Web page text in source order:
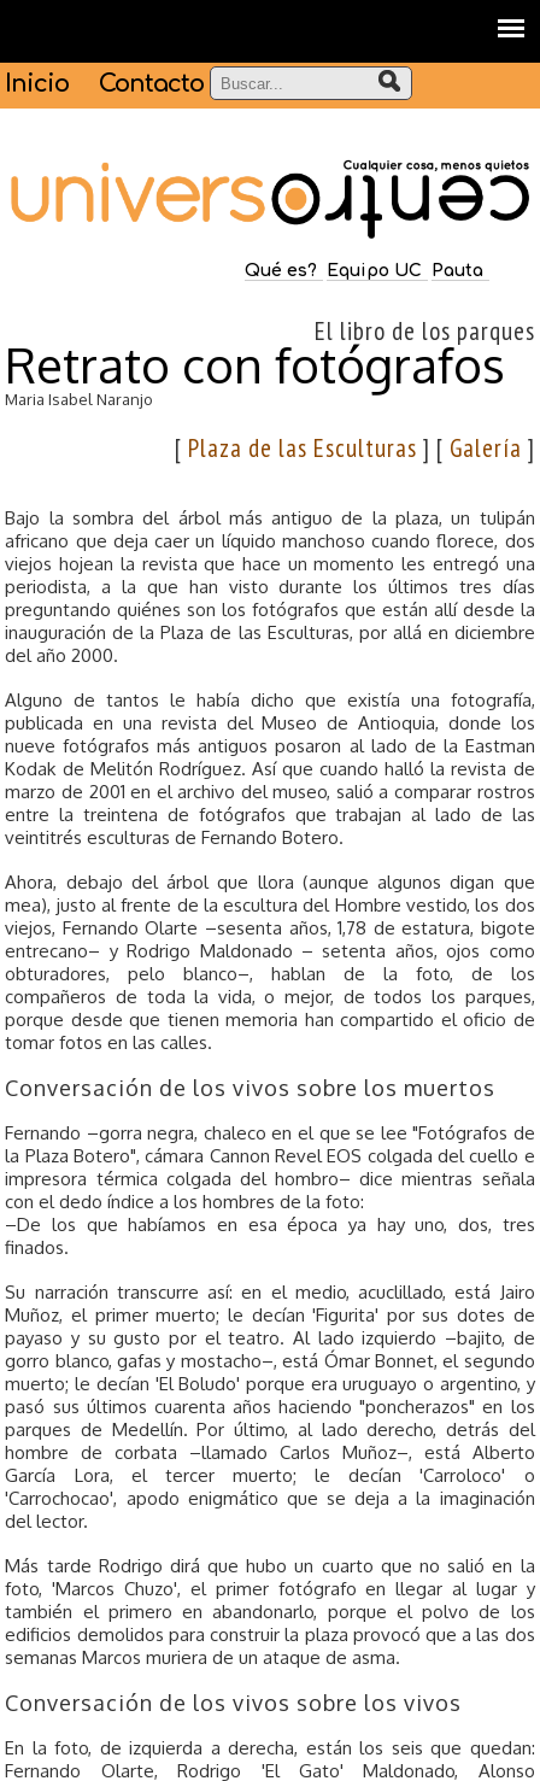
Inicio Contacto
Qué es? Equipo UC Pauta
El libro de los parques
Retrato con fotógrafos
Maria Isabel Naranjo
[ Plaza de las Esculturas ] [ Galería ]
Bajo la sombra del árbol más antiguo de la plaza, un tulipán
africano que deja caer un líquido manchoso cuando florece, dos
viejos hojean la revista que hace un momento les entregó una
periodista, a la que han visto durante los últimos tres días
preguntando quiénes son los fotógrafos que están allí desde la
inauguración de la Plaza de las Esculturas, por allá en diciembre
del año 2000.
Alguno de tantos le había dicho que existía una fotografía,
publicada en una revista del Museo de Antioquia, donde los
nueve fotógrafos más antiguos posaron al lado de la Eastman
Kodak de Melitón Rodríguez. Así que cuando halló la revista de
marzo de 2001 en el archivo del museo, salió a comparar rostros
entre la treintena de fotógrafos que trabajan al lado de las
veintitrés esculturas de Fernando Botero.
Ahora, debajo del árbol que llora (aunque algunos digan que
mea), justo al frente de la escultura del Hombre vestido, los dos
viejos, Fernando Olarte –sesenta años, 1,78 de estatura, bigote
entrecano– y Rodrigo Maldonado – setenta años, ojos como
obturadores, pelo blanco–, hablan de la foto, de los
compañeros de toda la vida, o mejor, de todos los parques,
porque desde que tienen memoria han compartido el oficio de
tomar fotos en las calles.
Conversación de los vivos sobre los muertos
Fernando –gorra negra, chaleco en el que se lee "Fotógrafos de
la Plaza Botero", cámara Cannon Revel EOS colgada del cuello e
impresora térmica colgada del hombro– dice mientras señala
con el dedo índice a los hombres de la foto:
–De los que habíamos en esa época ya hay uno, dos, tres
finados.
Su narración transcurre así: en el medio, acuclillado, está Jairo
Muñoz, el primer muerto; le decían 'Figurita' por sus dotes de
payaso y su gusto por el teatro. Al lado izquierdo –bajito, de
gorro blanco, gafas y mostacho–, está Ómar Bonnet, el segundo
muerto; le decían 'El Boludo' porque era uruguayo o argentino, y
pasó sus últimos cuarenta años haciendo "poncherazos" en los
parques de Medellín. Por último, al lado derecho, detrás del
hombre de corbata –llamado Carlos Muñoz–, está Alberto
García Lora, el tercer muerto; le decían 'Carroloco' o
'Carrochocao', apodo enigmático que se deja a la imaginación
del lector.
Más tarde Rodrigo dirá que hubo un cuarto que no salió en la
foto, 'Marcos Chuzo', el primer fotógrafo en llegar al lugar y
también el primero en abandonarlo, porque el polvo de los
edificios demolidos para construir la plaza provocó que a las dos
semanas Marcos muriera de un ataque de asma.
Conversación de los vivos sobre los vivos
En la foto, de izquierda a derecha, están los seis que quedan:
Fernando Olarte, Rodrigo 'El Gato' Maldonado, Alonso